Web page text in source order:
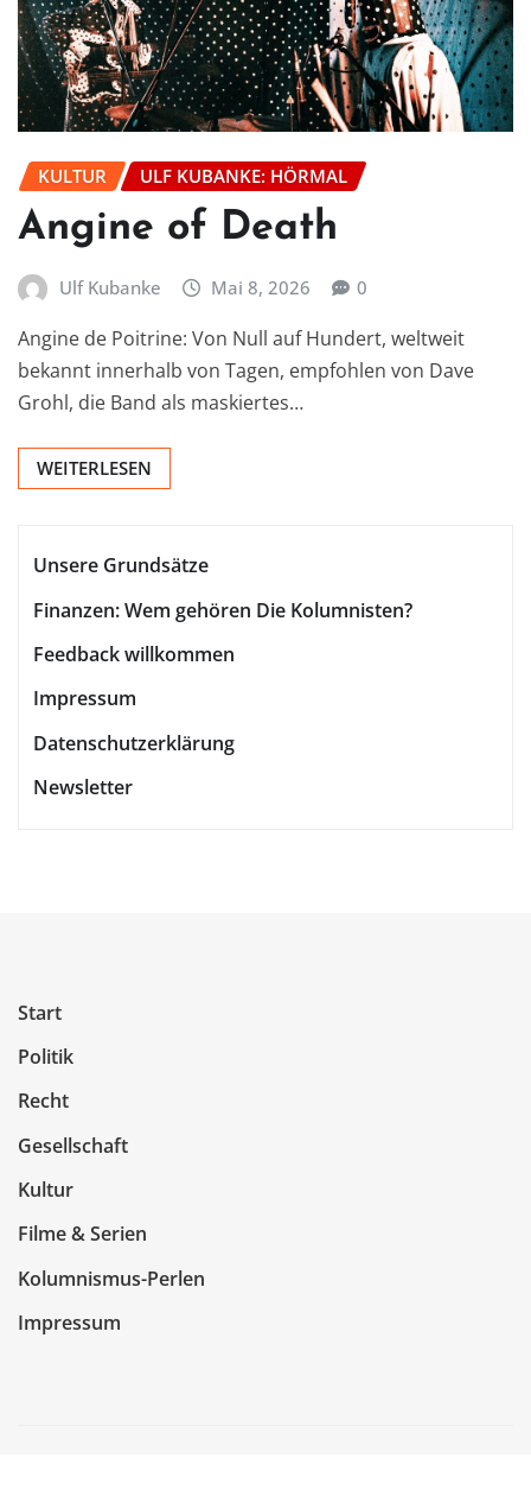
KULTUR ULF KUBANKE: HÖRMAL
Angine of Death
Ulf Kubanke Mai 8, 2026 0
Angine de Poitrine: Von Null auf Hundert, weltweit
bekannt innerhalb von Tagen, empfohlen von Dave
Grohl, die Band als maskiertes…
WEITERLESEN
Unsere Grundsätze
Finanzen: Wem gehören Die Kolumnisten?
Feedback willkommen
Impressum
Datenschutzerklärung
Newsletter
Start
Politik
Recht
Gesellschaft
Kultur
Filme & Serien
Kolumnismus-Perlen
Impressum